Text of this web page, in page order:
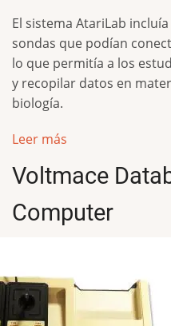
El sistema AtariLab
sondas que podían
lo que permitía a los
y recopilar datos en
biología.
Leer más
Voltmace
Computer